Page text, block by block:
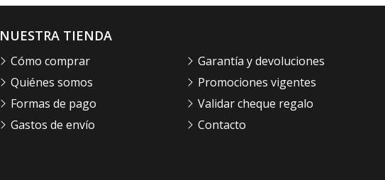
NUESTRA TIENDA
Cómo comprar
Quiénes somos
Formas de pago
Gastos de envío
Garantía y devoluciones
Promociones vigentes
Validar cheque regalo
Contacto